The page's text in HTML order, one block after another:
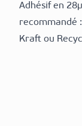
Adhésif en
recommandé
Kraft ou